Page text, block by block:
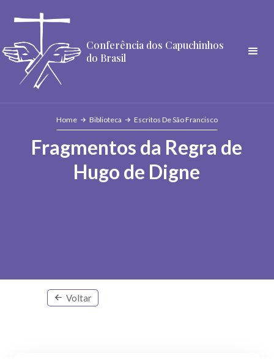
Conferência dos Capuchinhos
do Brasil
Home Biblioteca Escritos De São Francisco
Fragmentos da Regra de
Hugo de Digne
Voltar